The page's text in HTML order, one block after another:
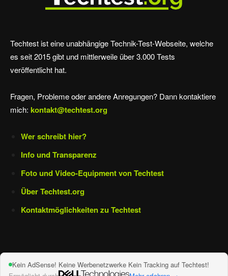
Techtest ist eine unabhängige Technik-Test-Webseite, welche
es seit 2015 gibt und mittlerweile über 3.000 Tests
veröffentlicht hat.
Fragen, Probleme oder andere Anregungen? Dann kontaktiere
mich: kontakt@techtest.org
Wer schreibt hier?
Info und Transparenz
Foto und Video-Equipment von Techtest
Über Techtest.org
Kontaktmöglichkeiten zu Techtest
Kein AdSense! Keine Werbenetzwerke Kein Tracking auf Techtest!